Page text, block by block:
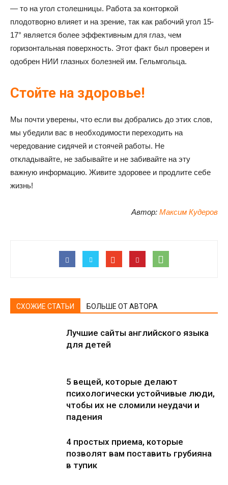
— то на угол столешницы. Работа за конторкой
плодотворно влияет и на зрение, так как рабочий угол 15-
17° является более эффективным для глаз, чем
горизонтальная поверхность. Этот факт был проверен и
одобрен НИИ глазных болезней им. Гельмгольца.
Стойте на здоровье!
Мы почти уверены, что если вы добрались до этих слов,
мы убедили вас в необходимости переходить на
чередование сидячей и стоячей работы. Не
откладывайте, не забывайте и не забивайте на эту
важную информацию. Живите здоровее и продлите себе
жизнь!
Автор: Максим Кудеров
СХОЖИЕ СТАТЬИ БОЛЬШЕ ОТ АВТОРА
Лучшие сайты английского языка
для детей
5 вещей, которые делают
психологически устойчивые люди,
чтобы их не сломили неудачи и
падения
4 простых приема, которые
позволят вам поставить грубияна
в тупик